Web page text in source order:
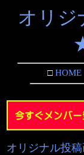
オリジ
□HOME
オリジナル投